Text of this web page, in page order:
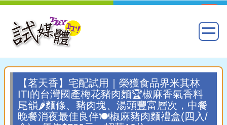
【茗天香】宅配試用｜榮獲食品界米其林
ITI的台灣國產梅花豬肉麵🏆椒麻香氣香料
尾韻🌶️麵條、豬肉塊、湯頭豐富層次，中餐
晚餐消夜最佳良伴🍽️椒麻豬肉麵禮盒(四入/